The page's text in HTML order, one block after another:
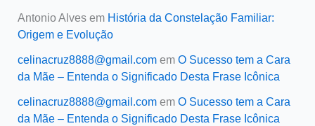
Antonio Alvesem História da Constelação Familiar:
Origem e Evolução
celinacruz8888@gmail.comem O Sucesso tem a Cara
da Mãe – Entenda o Significado Desta Frase Icônica
celinacruz8888@gmail.comem O Sucesso tem a Cara
da Mãe – Entenda o Significado Desta Frase Icônica